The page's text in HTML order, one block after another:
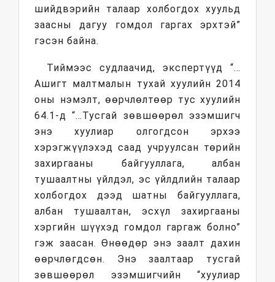
шийдвэрийн талаар холбогдох хуульд
заасны дагуу гомдол гаргах эрхтэй”
гэсэн байна.
Тиймээс судлаачид, экспертүүд “…
Ашигт малтмалын тухай хуулийн 2014
оны нэмэлт, өөрчлөлтөөр тус хуулийн
64.1-д “…Тусгай зөвшөөрөл эзэмшигч
энэ хуулиар олгогдсон эрхээ
хэрэгжүүлэхэд саад учруулсан төрийн
захиргааны байгууллага, албан
тушаалтны үйлдэл, эс үйлдлийн талаар
холбогдох дээд шатны байгууллага,
албан тушаалтан, эсхүл захиргааны
хэргийн шүүхэд гомдол гаргаж болно”
гэж заасан. Өнөөдөр энэ заалт дахин
өөрчлөгдсөн. Энэ заалтаар тусгай
зөвшөөрөл эзэмшигчийн “хуулиар